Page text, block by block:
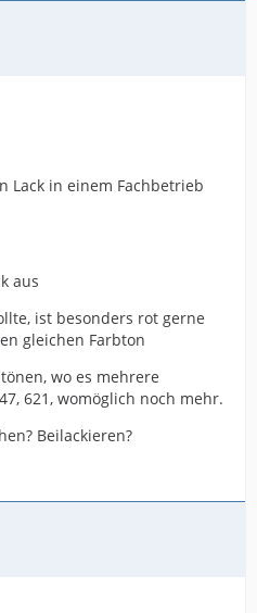
Lack in einem Fachbetrieb
aus
ist besonders rot gerne
gleichen Farbton
wo es mehrere
621, womöglich noch mehr.
Beilackieren?